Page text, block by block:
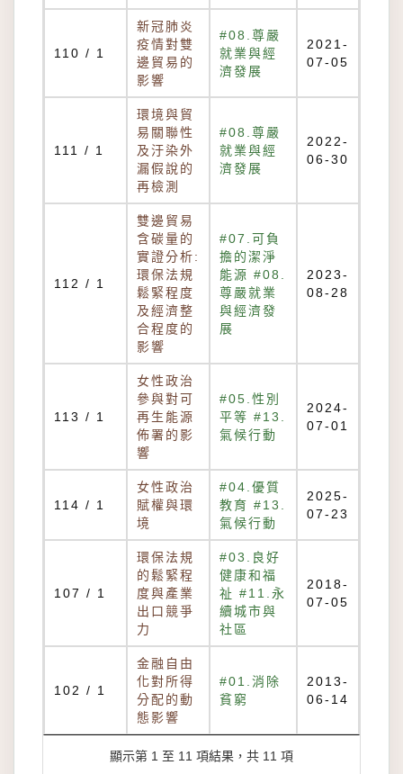
110 / 1
新冠肺炎
疫情對雙
邊貿易的
影響
#08.尊嚴
就業與經
濟發展
2021-
07-05
111 / 1
環境與貿
易關聯性
及汙染外
漏假說的
再檢測
#08.尊嚴
就業與經
濟發展
2022-
06-30
112 / 1
雙邊貿易
含碳量的
實證分析:
環保法規
鬆緊程度
及經濟整
合程度的
影響
#07.可負
擔的潔淨
能源 #08.
尊嚴就業
與經濟發
展
2023-
08-28
113 / 1
女性政治
參與對可
再生能源
佈署的影
響
#05.性別
平等 #13.
氣候行動
2024-
07-01
114 / 1
女性政治
賦權與環
境
#04.優質
教育 #13.
氣候行動
2025-
07-23
107 / 1
環保法規
的鬆緊程
度與產業
出口競爭
力
#03.良好
健康和福
祉 #11.永
續城市與
社區
2018-
07-05
102 / 1
金融自由
化對所得
分配的動
態影響
#01.消除
貧窮
2013-
06-14
顯示第 1 至 11 項結果，共 11 項